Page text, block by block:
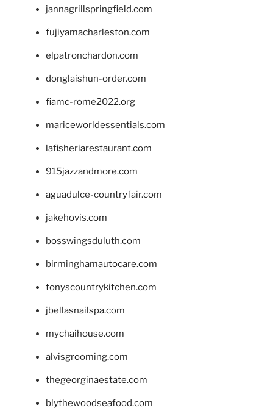
jannagrillspringfield.com
fujiyamacharleston.com
elpatronchardon.com
donglaishun-order.com
fiamc-rome2022.org
mariceworldessentials.com
lafisheriarestaurant.com
915jazzandmore.com
aguadulce-countryfair.com
jakehovis.com
bosswingsduluth.com
birminghamautocare.com
tonyscountrykitchen.com
jbellasnailspa.com
mychaihouse.com
alvisgrooming.com
thegeorginaestate.com
blythewoodseafood.com